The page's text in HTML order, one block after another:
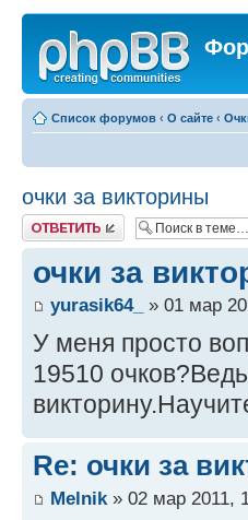
Список форумов ‹ О сайте ‹
очки за викторины
Ответить
очки за
yurasik64_ » 01 мар
У меня просто
19510
Re: очки за
Melnik » 02 мар 2011,